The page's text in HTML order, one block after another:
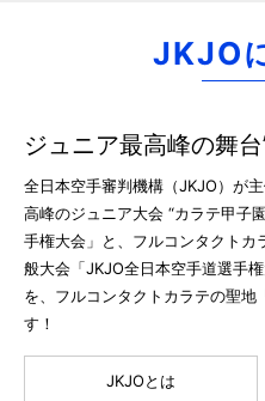
JKJO
ジュニア最高峰の舞
全日本空手審判機構（JKJO）が
高峰のジュニア大会 “カラテ甲子
手権大会」と、フルコンタクト
般大会「JKJO全日本空手道選手
を、フルコンタクトカラテの聖地
す！
JKJOとは